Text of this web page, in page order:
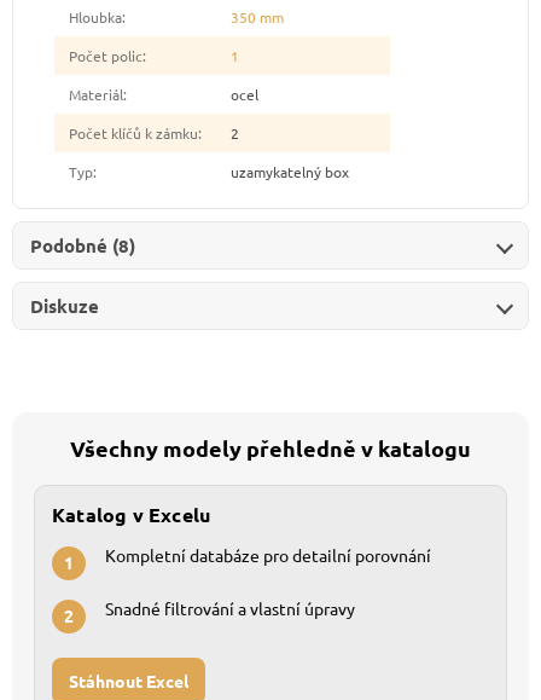
Hloubka:
350 mm
Počet polic:
1
Materiál:
ocel
Počet klíčů k zámku:
2
Typ: uzamykatelný box
Podobné (8)
Diskuze
Všechny modely přehledně v katalogu
Katalog v Excelu
1 Kompletní databáze pro detailní porovnání
2 Snadné filtrování a vlastní úpravy
Stáhnout Excel